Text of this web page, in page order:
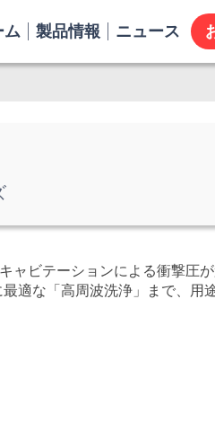
ム 製品情報 ニュース
ャビテーションによる衝撃圧
適な「高周波洗浄」まで、用